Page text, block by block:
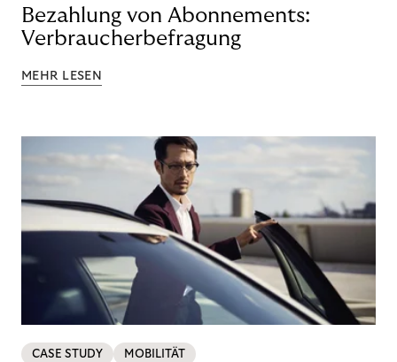
Bezahlung von Abonnements:
Verbraucherbefragung
MEHR LESEN
CASE STUDY MOBILITÄT